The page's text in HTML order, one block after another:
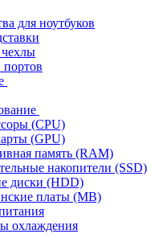
для ноутбуков
(CPU)
(GPU)
память (RAM)
накопители (SSD)
диски (HDD)
платы (MB)
охлаждения